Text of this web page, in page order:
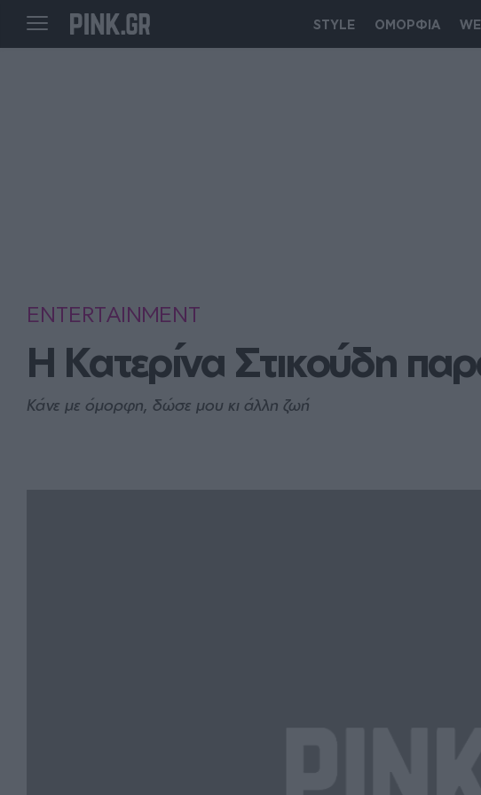
STYLE ΟΜΟΡΦΙΑ
ENTERTAINMENT
Η Κατερίνα Στικούδη
Κάνε με όμορφη, δώσε μου κι άλλη ζωή